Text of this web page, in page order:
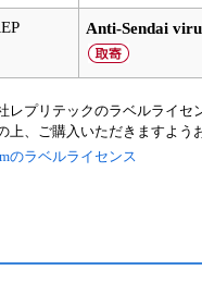
Anti-Sendai
レプリテックのラベルライセ
上、ご購入いただきますよう
のラベルライセンス